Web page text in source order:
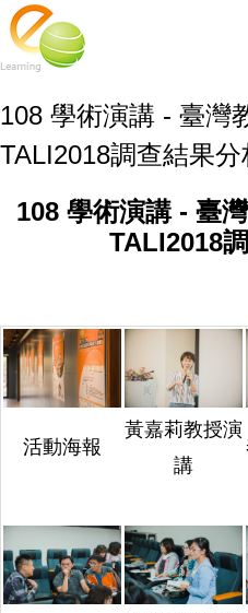
108 學術演講 - 臺灣
TALI2018調查結果分
108 學術演講 - 臺
TALI2018
活動海報
黃嘉莉教授演
講